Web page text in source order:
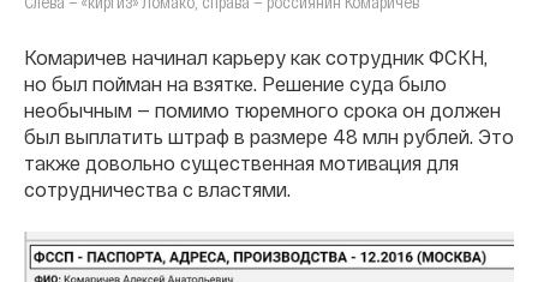
Комаричев начинал карьеру как сотрудник ФСКН,
но был пойман на взятке. Решение суда было
необычным — помимо тюремного срока он должен
был выплатить штраф в размере 48 млн рублей. Это
также довольно существенная мотивация для
сотрудничества с властями.